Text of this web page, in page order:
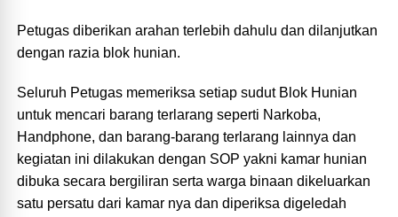
Petugas diberikan arahan terlebih dahulu dan dilanjutkan
dengan razia blok hunian.
Seluruh Petugas memeriksa setiap sudut Blok Hunian
untuk mencari barang terlarang seperti Narkoba,
Handphone, dan barang-barang terlarang lainnya dan
kegiatan ini dilakukan dengan SOP yakni kamar hunian
dibuka secara bergiliran serta warga binaan dikeluarkan
satu persatu dari kamar nya dan diperiksa digeledah